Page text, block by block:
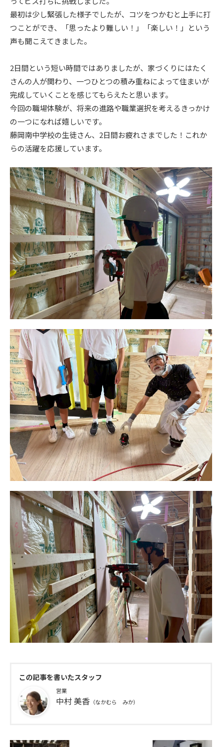
最初は少し緊張した様子でしたが、コツをつかむと上手に打
つことができ、「思ったより難しい！」「楽しい！」という
声も聞こえてきました。
2日間という短い時間ではありましたが、家づくりにはたく
さんの人が関わり、一つひとつの積み重ねによって住まいが
完成していくことを感じてもらえたと思います。
今回の職場体験が、将来の進路や職業選択を考えるきっかけ
の一つになれば嬉しいです。
藤岡南中学校の生徒さん、2日間お疲れさまでした！これか
らの活躍を応援しています。
この記事を書いたスタッフ
営業
中村 美香 （なかむら みか）